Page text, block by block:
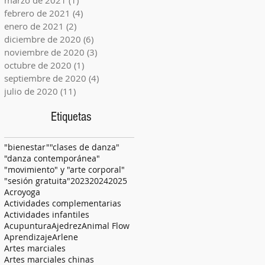
febrero de 2021 (4)
enero de 2021 (2)
diciembre de 2020 (6)
noviembre de 2020 (3)
octubre de 2020 (1)
septiembre de 2020 (4)
julio de 2020 (11)
Etiquetas
"bienestar""clases de danza"
"danza contemporánea"
"movimiento" y "arte corporal"
"sesión gratuita"202320242025
Acroyoga
Actividades complementarias
Actividades infantiles
AcupunturaAjedrezAnimal Flow
AprendizajeArlene
Artes marciales
Artes marciales chinas